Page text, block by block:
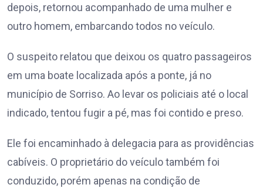
depois, retornou acompanhado de uma mulher e
outro homem, embarcando todos no veículo.
O suspeito relatou que deixou os quatro passageiros
em uma boate localizada após a ponte, já no
município de Sorriso. Ao levar os policiais até o local
indicado, tentou fugir a pé, mas foi contido e preso.
Ele foi encaminhado à delegacia para as providências
cabíveis. O proprietário do veículo também foi
conduzido, porém apenas na condição de